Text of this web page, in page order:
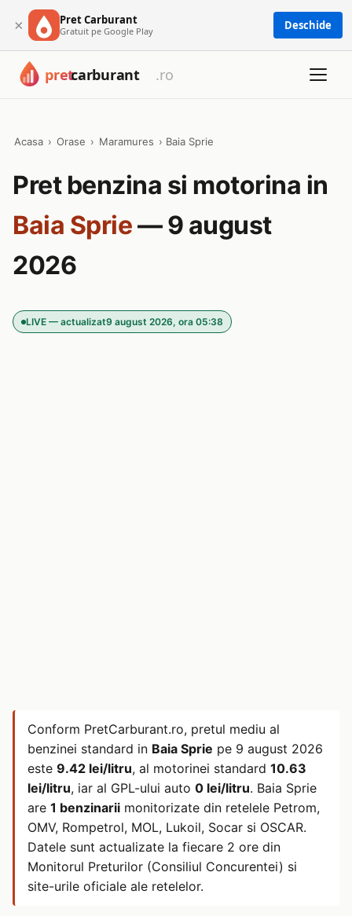
× Pret Carburant
Gratuit pe Google Play Deschide
Acasa › Orase › Maramures › Baia Sprie
Pret benzina si motorina in
Baia Sprie— 9 august
2026
LIVE — actualizat9 august 2026, ora 05:38
Conform PretCarburant.ro, pretul mediu al
benzinei standard in Baia Sprie pe 9 august 2026
este 9.42 lei/litru, al motorinei standard 10.63
lei/litru, iar al GPL-ului auto 0 lei/litru. Baia Sprie
are 1 benzinarii monitorizate din retelele Petrom,
OMV, Rompetrol, MOL, Lukoil, Socar si OSCAR.
Datele sunt actualizate la fiecare 2 ore din
Monitorul Preturilor (Consiliul Concurentei) si
site-urile oficiale ale retelelor.